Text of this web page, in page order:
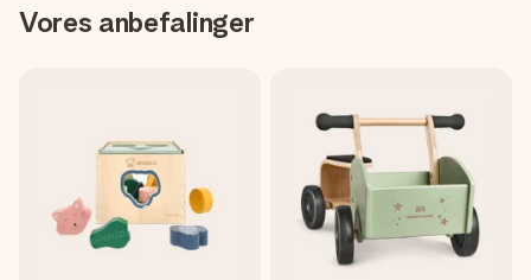
Vores anbefalinger